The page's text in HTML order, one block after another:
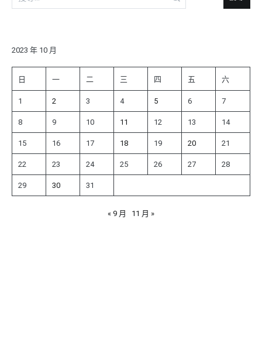
尋
字:
2023 年 10 月
日 一 二 三 四 五 六
1 2 3 4 5 6 7
8 9 10 11 12 13 14
15 16 17 18 19 20 21
22 23 24 25 26 27 28
29 30 31
« 9 月 11 月 »